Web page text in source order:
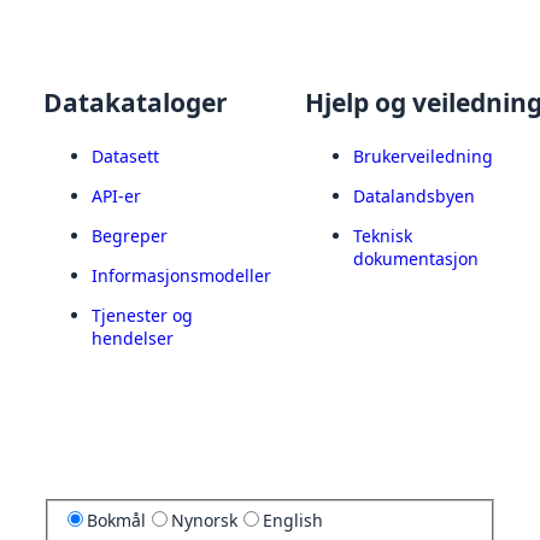
Datakataloger
Datasett
API-er
Begreper
Informasjonsmodeller
Tjenester og
hendelser
Hjelp og
Brukerveiledning
Datalandsbyen
Teknisk
dokumentasjon
Bokmål Nynorsk English